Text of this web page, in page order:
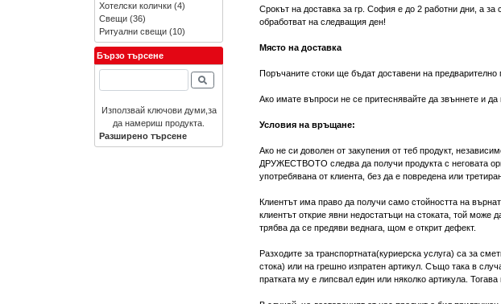
Срокът на доставка за гр. София е до 2 работни дни, а
обработват на следващия ден!
Място на доставка
Поръчаните стоки ще бъдат доставени на предварително
Ако имате въпроси не се притеснявайте да звъннете и
Условия на връщане:
Ако не си доволен от закупения от теб продукт,
ДРУЖЕСТВОТО следва да получи продукта с неговата
употребявана от клиента, без да е повредена или
Клиентът има право да получи само стойността на
клиентът открие явни недостатъци на стоката, той
трябва да се предяви веднага, щом е открит дефект.
Разходите за транспортната(куриерска услуга) са за
стока) или на грешно изпратен артикул. Също така в
пратката му е липсвал един или няколко артикула.
Хотелски колички (4)
Свещи (36)
Ритуални свещи (10)
Бързо търсене
Използвай ключови думи,за
да намериш продукта.
Разширено търсене